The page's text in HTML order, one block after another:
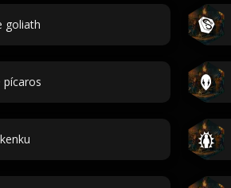
goliath
pícaros